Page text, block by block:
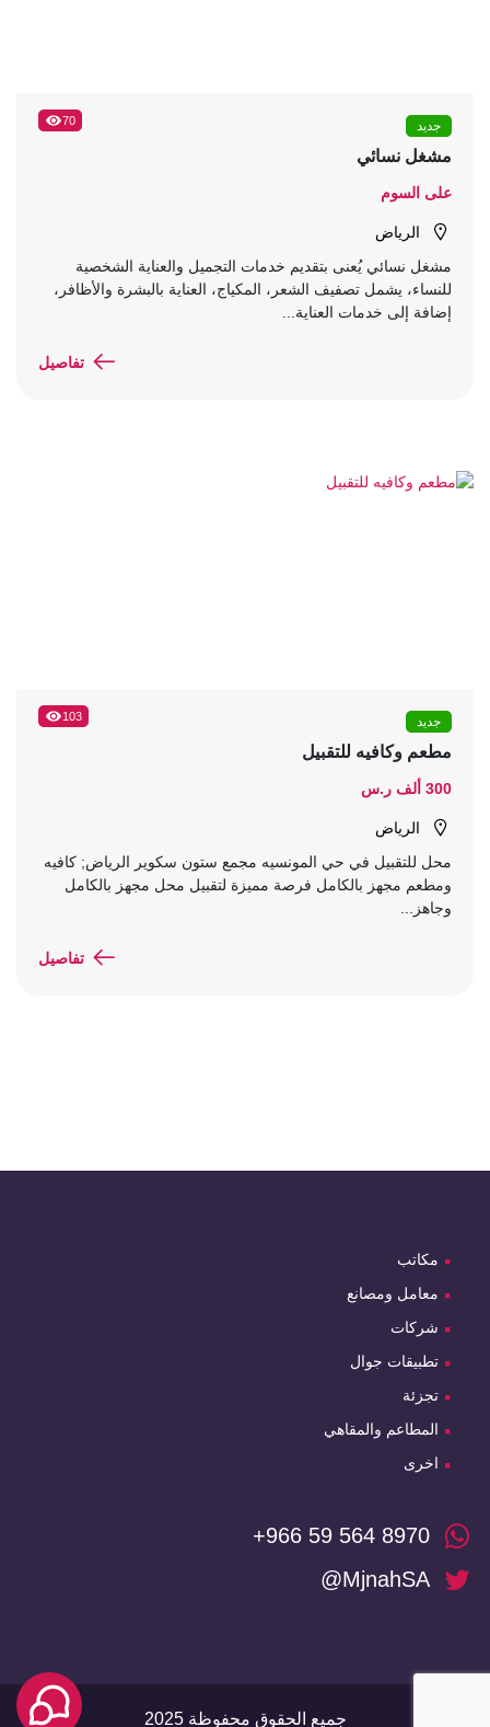
70 جديد
مشغل نسائي
على السوم
الرياض
مشغل نسائي يُعنى بتقديم خدمات التجميل والعناية الشخصية
للنساء، يشمل تصفيف الشعر، المكياج، العناية بالبشرة والأظافر،
إضافة إلى خدمات العناية...
تفاصيل
103 جديد
مطعم وكافيه للتقبيل
300 ألف ر.س
الرياض
محل للتقبيل في حي المونسيه مجمع ستون سكوير الرياض; كافيه
ومطعم مجهز بالكامل فرصة مميزة لتقبيل محل مجهز بالكامل
وجاهز...
تفاصيل
مكاتب
معامل ومصانع
شركات
تطبيقات جوال
تجزئة
المطاعم والمقاهي
اخرى
+966 59 564 8970
@MjnahSA
جميع الحقوق محفوظة 2025